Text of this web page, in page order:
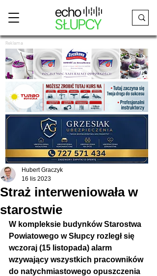
Reklama
Straż interweniowała w
starostwie
Hubert Graczyk
16 lis 2023
W kompleksie budynków Starostwa
Powiatowego w Słupcy rozległ się
wczoraj (15 listopada) alarm
wzywający wszystkich pracowników
do natychmiastowego opuszczenia